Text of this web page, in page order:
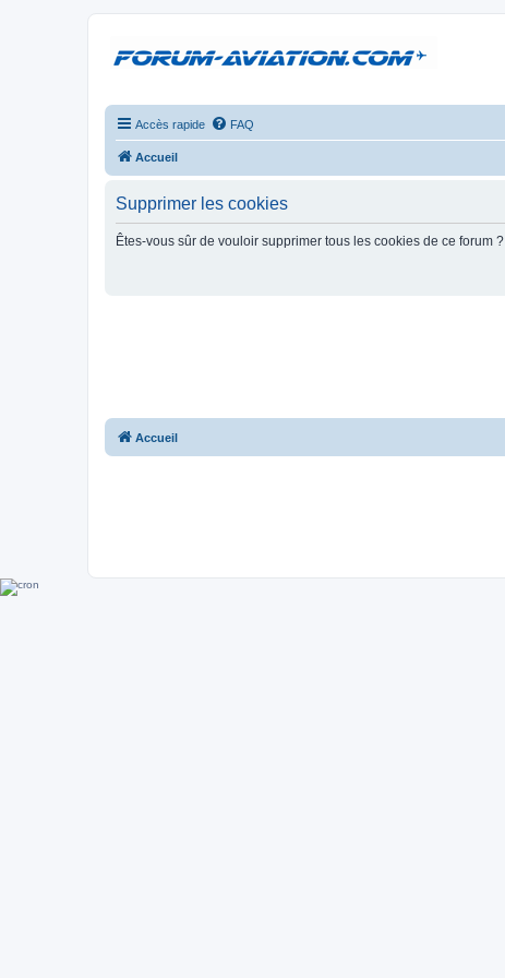
Accès rapide FAQ
Accueil
Supprimer les cookies
Êtes-vous sûr de vouloir supprimer tous les cookies de ce forum ?
Accueil